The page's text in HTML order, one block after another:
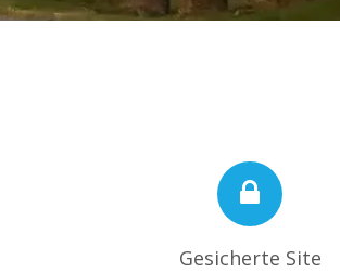
Gesicherte Site